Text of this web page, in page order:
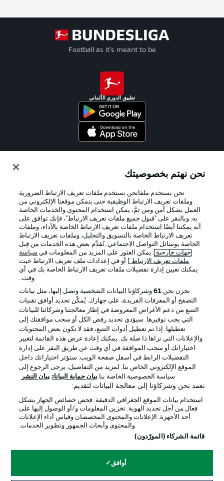
Football as it's meant to be
تطبيق الدوري الألماني
الإعلانات الإخطارات القانونية
شروط الاستخدام القنوات الناقلة
الوظائف جهة النشر
تواصل معنا اللاعبون
© 2026 Bundesliga-Gruppe GmbH
نحن نهتم بخصوصيتك
نحن نستخدم ملفانحن نستخدم ملفات تعريف الارتباط الضرورية
وملفات تعريف الارتباط الوظيفية حتى يتمكن موقعنا الإلكتروني من
العمل بشكل آمن ومن ثمَّ، يمكن استخدام المحتوى والخدمات الخاصة
به. وبالنقر على "قبول جميع ملفات تعريف الارتباط"، فإنك توافق على
أنه يمكننا أيضًا استخدام ملفات تعريف الارتباط الخاصة بالأداء، وملفات
تعريف الارتباط الخاصة بالتسويق والتحليل، وملفات تعريف الارتباط
الخاصة بوسائل التواصل الاجتماعي. تُقدَّم بعض هذه الخدمات من قِبل
جهات خارجية . يمكن العثور على المزيد من المعلومات في سياسة
ملفات تعريف الارتباط
] أو في إعدادات ملف تعريف الارتباط حيث
يمكنك تعيين إدارة تفضيلات ملفات تعريف الارتباط الخاصة بك في أي
وقت..
نخزن نحن 61وشركاؤنا البيانات الشخصية ونصل إليها، مثل بيانات
التصفح أو المعرفات الفريدة، على جهازك. يُمكّن تحديد أوافق تقنيات
التتبع من دعم الأغراض المعروضة في إطار معالجتنا وشركائنا للبيانات
التي يجب توفيرها. سيؤدي تحديد رفض الكل أو سحب موافقتك إلى
تعطيلها. إذا تم تعطيل أدوات التتبع، فقد لا تكون بعض المحتويات
والإعلانات التي تراها ذا صلة بك. يمكنك إعادة عرض هذه القائمة لتغيير
اختياراتك أو سحب الموافقة في أي وقت عن طريق النقر على إدارة
التفضيلات الرابط في أسفل صفحة الويب. ستؤثر اختياراتك داخل
الموقع الإلكتروني الخاص بنا. لمزيد من التفاصيل، يرجى الرجوع إلى
سياسة الخصوصية الخاصة بنا.بيان حماية البيانات بيان النشر
نعمد نحن وشركاؤنا إلى معالجة البيانات لتقديم:
استخدام بيانات الموقع الجغرافي الدقيقة. فحص خصائص الجهاز بشكل
فعال من أجل تحديد الهوية. تخزين المعلومات و/أو الوصول إليها على
أحد الأجهزة. الإعلانات والمحتوى المخصصان وقياس أداء الإعلانات
والمحتوى وأبحاث الجمهور وتطوير الخدمات.
قائمة الشركاء (المورّدون)
أوافق